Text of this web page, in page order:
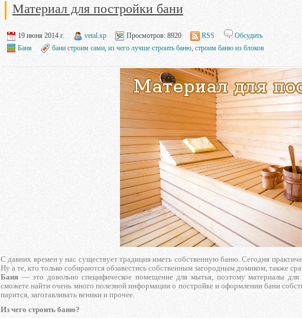
Материал для постройки бани
19 июня 2014 г. vetal.xp Просмотров: 8920 RSS
Обсудить
Баня
бани строим сами, из чего лучше строить баню, строим баню из блоков
С давних времен у нас существует традиция иметь собственную баню. Сегодня
Ну а те, кто только собираются обзавестись собственным загородным домиком, также
Баня — это довольно специфическое помещение для мытья, поэтому материалы
сможете найти очень много полезной информации о постройке и оформлении бани
парится, заготавливать веники и прочее.
Из чего строить баню?